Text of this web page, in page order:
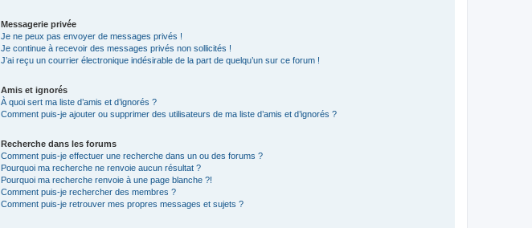
Messagerie privée
Je ne peux pas envoyer de messages privés !
Je continue à recevoir des messages privés non sollicités !
J’ai reçu un courrier électronique indésirable de la part de quelqu’un sur ce forum !
Amis et ignorés
À quoi sert ma liste d’amis et d’ignorés ?
Comment puis-je ajouter ou supprimer des utilisateurs de ma liste d’amis et d’ignorés ?
Recherche dans les forums
Comment puis-je effectuer une recherche dans un ou des forums ?
Pourquoi ma recherche ne renvoie aucun résultat ?
Pourquoi ma recherche renvoie à une page blanche ?!
Comment puis-je rechercher des membres ?
Comment puis-je retrouver mes propres messages et sujets ?